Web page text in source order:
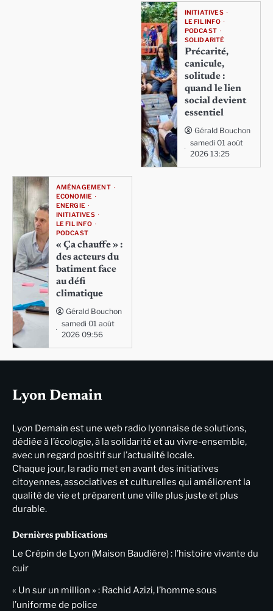
INITIATIVES
LE FIL INFO
PODCAST
SOLIDARITÉ
Précarité,
canicule,
solitude :
quand le lien
social devient
essentiel
Gérald Bouchon
samedi 01 août
2026 13:25
AMÉNAGEMENT
ECONOMIE
ENERGIE
INITIATIVES
LE FIL INFO
PODCAST
« Ça chauffe » :
des acteurs du
batiment face
au défi
climatique
Gérald Bouchon
samedi 01 août
2026 09:56
Lyon Demain
Lyon Demain est une web radio lyonnaise de solutions,
dédiée à l’écologie, à la solidarité et au vivre-ensemble,
avec un regard positif sur l’actualité locale.
Chaque jour, la radio met en avant des initiatives
citoyennes, associatives et culturelles qui améliorent la
qualité de vie et préparent une ville plus juste et plus
durable.
Dernières publications
Le Crépin de Lyon (Maison Baudière) : l’histoire vivante du
cuir
« Un sur un million » : Rachid Azizi, l’homme sous
l’uniforme de police